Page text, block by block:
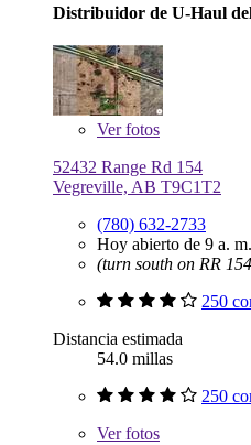
Distribuidor de U-Haul
Verfotos
52432 Range Rd 154
Vegreville, AB T9C1T2
(780) 632-2733
Hoy abierto de 9 a.
(turn south on RR
250
Distancia estimada
54.0 millas
250
Verfotos